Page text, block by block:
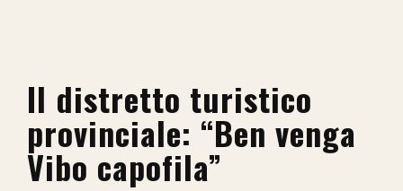
Il distretto turistico
provinciale: “Ben venga
Vibo capofila”